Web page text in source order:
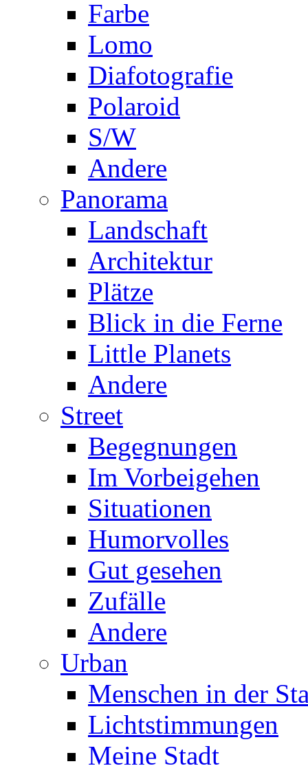
Farbe
Lomo
Diafotografie
Polaroid
S/W
Andere
Panorama
Landschaft
Architektur
Plätze
Blick in die Ferne
Little Planets
Andere
Street
Begegnungen
Im Vorbeigehen
Situationen
Humorvolles
Gut gesehen
Zufälle
Andere
Urban
Menschen in der
Lichtstimmungen
Meine Stadt